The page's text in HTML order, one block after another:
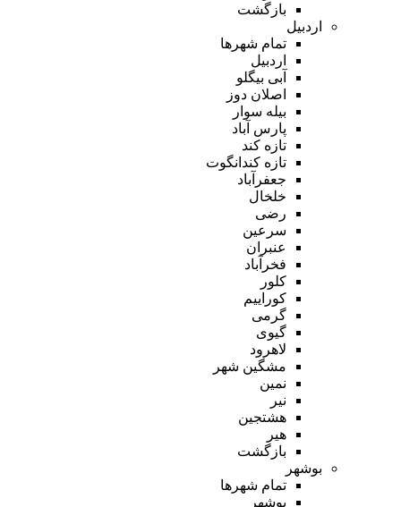
بازگشت
اردبیل
تمام شهر‌ها
اردبیل
آبی بیگلو
اصلان دوز
بیله سوار
پارس آباد
تازه کند
تازه کندانگوت
جعفرآباد
خلخال
رضی
سرعین
عنبران
فخرآباد
کلور
کوراییم
گرمی
گیوی
لاهرود
مشگین شهر
نمین
نیر
هشتجین
هیر
بازگشت
بوشهر
تمام شهر‌ها
بوشهر